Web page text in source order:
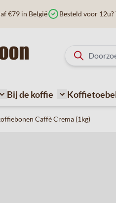
€79 in België Besteld voor 12u?
Toggle submenu for
Bij de koffie
Toggle
Caffè Crema (1kg)